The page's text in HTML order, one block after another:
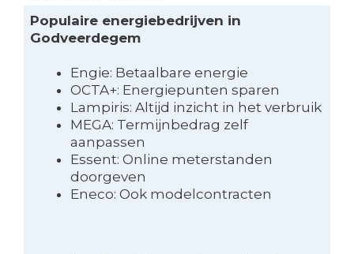
Populaire energiebedrijven in
Godveerdegem
Engie: Betaalbare energie
OCTA+: Energiepunten sparen
Lampiris: Altijd inzicht in het verbruik
MEGA: Termijnbedrag zelf
aanpassen
Essent: Online meterstanden
doorgeven
Eneco: Ook modelcontracten